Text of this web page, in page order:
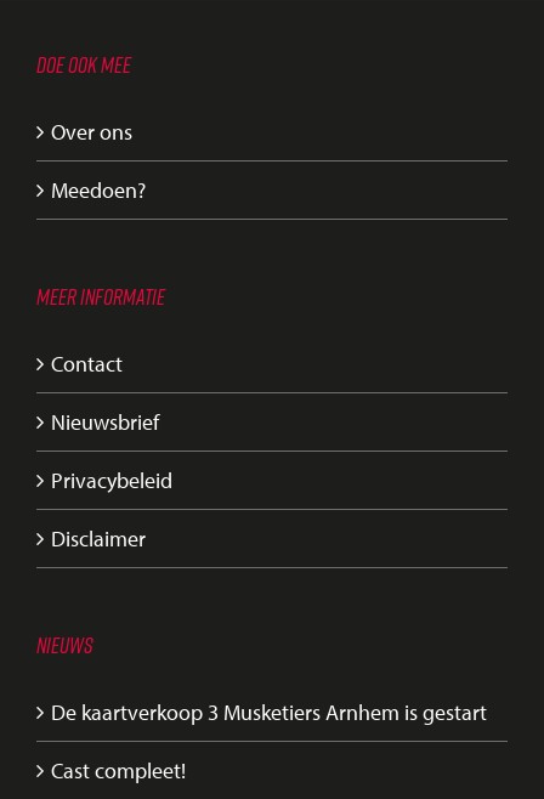
DOE OOK MEE
Over ons
Meedoen?
MEER INFORMATIE
Contact
Nieuwsbrief
Privacybeleid
Disclaimer
NIEUWS
De kaartverkoop 3 Musketiers Arnhem is gestart
Cast compleet!